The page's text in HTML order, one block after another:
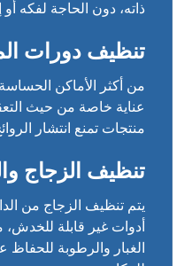
ذاته، دون الحاجة لفكه أو
تنظيف دورات
من أكثر الأماكن
عناية خاصة من حيث
منتجات تمنع انتشار
تنظيف الزجاج
يتم تنظيف الزجاج من
أدوات غير قابلة للخدش،
الغبار والرطوبة للحفاظ